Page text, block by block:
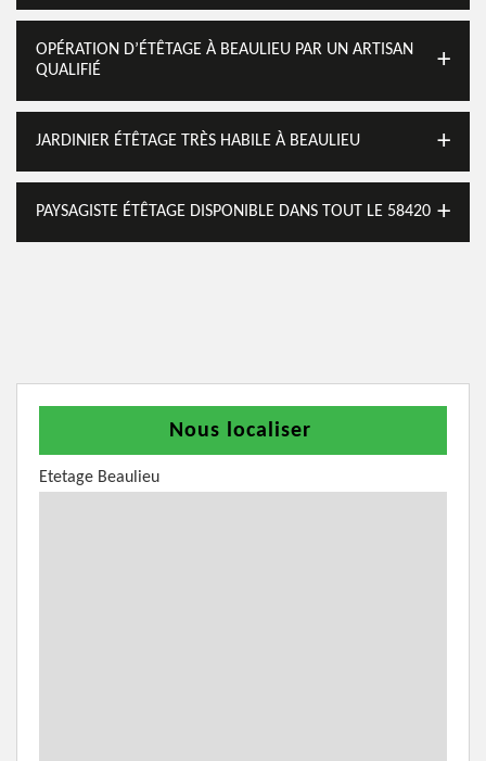
OPÉRATION D’ÉTÊTAGE À BEAULIEU PAR UN ARTISAN
QUALIFIÉ
JARDINIER ÉTÊTAGE TRÈS HABILE À BEAULIEU
PAYSAGISTE ÉTÊTAGE DISPONIBLE DANS TOUT LE 58420
Nous localiser
Etetage Beaulieu